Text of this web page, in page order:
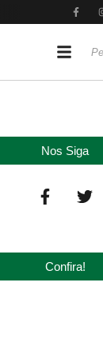
Nos Siga
Confira!